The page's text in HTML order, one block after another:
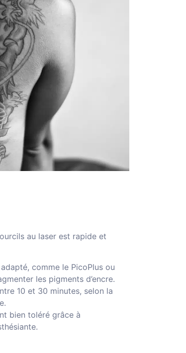
au laser est rapide et
comme le PicoPlus ou
les pigments d’encre.
10 et 30 minutes, selon la
bien toléré grâce à